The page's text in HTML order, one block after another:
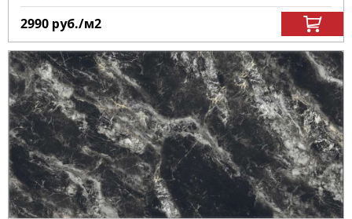
2990 руб./м2